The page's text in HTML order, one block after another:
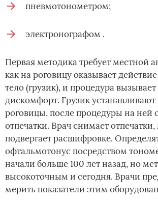
пневмотонометром;
электронографом .
Первая методика требует местной
как на роговицу оказывает
тело (грузик), и процедура
дискомфорт. Грузик устанавливают
роговицы, после процедуры на ней
отпечатки. Врач снимает
подвергает расшифровке.
офтальмотонус посредством
начали больше 100 лет назад, но
высокоточным и сегодня. Врачи
мерить показатели этим